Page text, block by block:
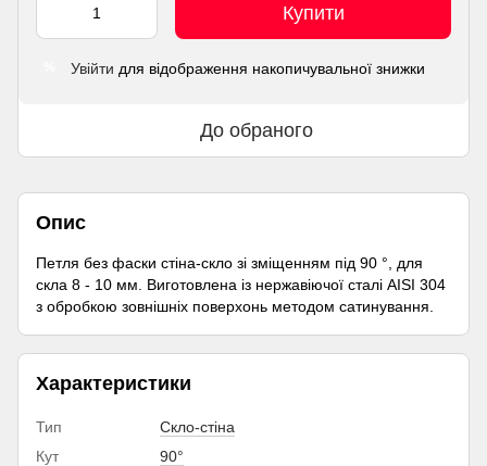
Купити
Увійти для відображення накопичувальної знижки
До обраного
Опис
Петля без фаски стіна-скло зі зміщенням під 90 °, для
скла 8 - 10 мм. Виготовлена ​​із нержавіючої сталі AISI 304
з обробкою зовнішніх поверхонь методом сатинування.
Характеристики
Тип
Скло-стіна
Кут
90°